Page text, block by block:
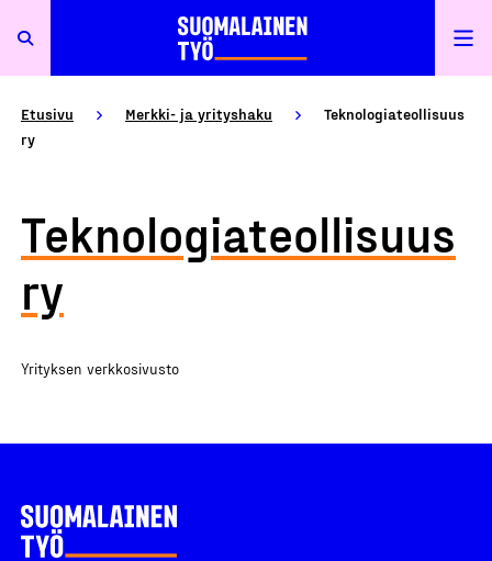
Etusivu Merkki- ja yrityshaku
Teknologiateollisuus
ry
Teknologiateollisuus
ry
Yrityksen verkkosivusto